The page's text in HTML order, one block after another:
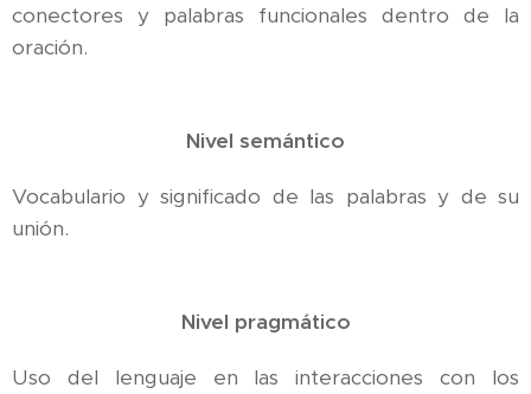
conectores y palabras funcionales dentro de la
oración.
Nivel semántico
Vocabulario y significado de las palabras y de su
unión.
Nivel pragmático
Uso del lenguaje en las interacciones con los